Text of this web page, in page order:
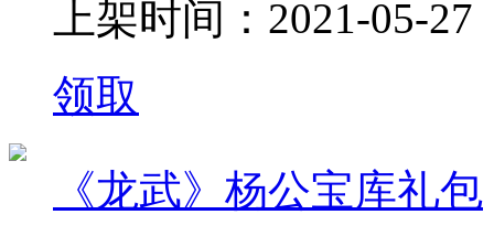
上架时间：2021-05-27
领取
《龙武》杨公宝库礼包